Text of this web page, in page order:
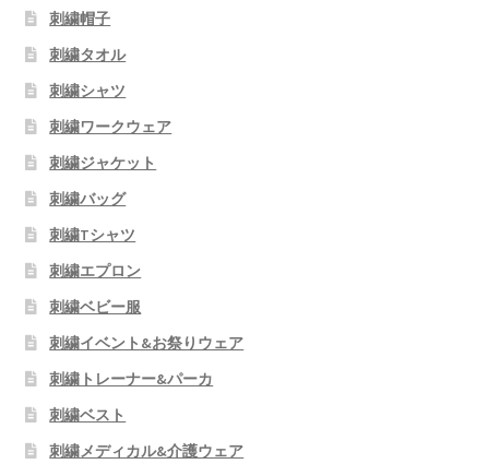
刺繍帽子
刺繍タオル
刺繍シャツ
刺繍ワークウェア
刺繍ジャケット
刺繍バッグ
刺繍Tシャツ
刺繍エプロン
刺繍ベビー服
刺繍イベント&お祭りウェア
刺繍トレーナー&パーカ
刺繍ベスト
刺繍メディカル&介護ウェア